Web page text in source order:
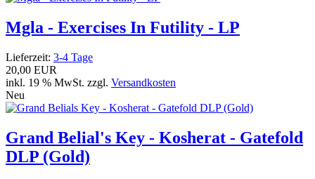
Mgla - Exercises In Futility - LP
Lieferzeit: 3-4 Tage
20,00 EUR
inkl. 19 % MwSt. zzgl. Versandkosten
Neu
Grand Belial's Key - Kosherat - Gatefold
DLP (Gold)